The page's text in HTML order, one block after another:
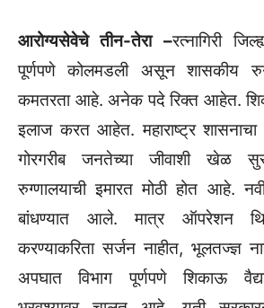
आरोग्यसेवेचे तीन-तेरा –रत्नागिरी
पूर्णपणे कोलमडली असून शासकीय
कमतरता आहे. अनेक पदे रिक्त आहेत.
इलाज करत आहेत. महाराष्ट्र शासनाचा
गोरगरीब जनतेच्या जीवाशी खेळ
रुग्णालयाची इमारत मोठी होत आहे.
बांधण्यात आले. मात्र ऑपरेशन
करण्याकरिता सर्जन नाहीत, भूलतज्ज्ञ
अपघात विभाग पूर्णपणे शिकाऊ